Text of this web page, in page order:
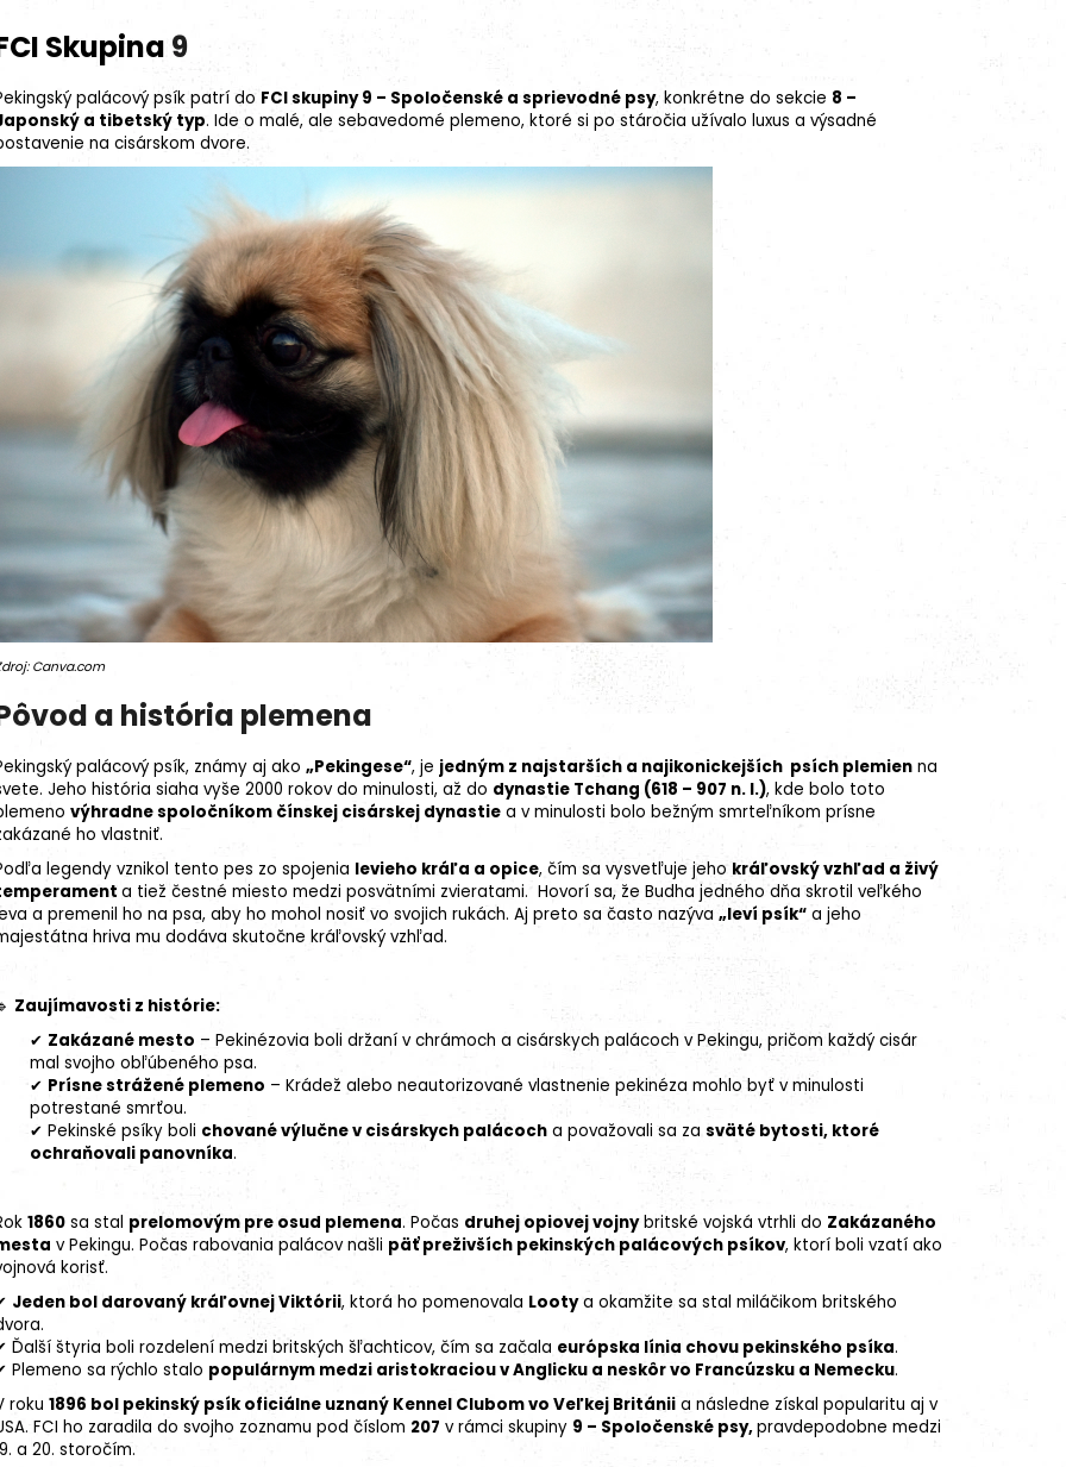
27kg (3x9kg)
Skupina 9
palácový psík patrí do FCI skupiny 9 – Spoločenské a sprievodné psy, konkrétne do sekcie 8 –
a tibetský typ. Ide o malé, ale sebavedomé plemeno, ktoré si po stáročia užívalo luxus a výsadné
na cisárskom dvore.
Canva.com
a história plemena
palácový psík, známy aj ako „Pekingese“, je jedným z najstarších a najikonickejších psích plemien na
Jeho história siaha vyše 2000 rokov do minulosti, až do dynastie Tchang (618 – 907 n. l.), kde bolo toto
výhradne spoločníkom čínskej cisárskej dynastie a v minulosti bolo bežným smrteľníkom prísne
ho vlastniť.
legendy vznikol tento pes zo spojenia levieho kráľa a opice, čím sa vysvetľuje jeho kráľovský vzhľad a živý
a tiež čestné miesto medzi posvätními zvieratami. Hovorí sa, že Budha jedného dňa skrotil veľkého
a premenil ho na psa, aby ho mohol nosiť vo svojich rukách. Aj preto sa často nazýva „leví psík“ a jeho
hriva mu dodáva skutočne kráľovský vzhľad.
Zaujímavosti z histórie:
✔ Zakázané mesto – Pekinézovia boli držaní v chrámoch a cisárskych palácoch v Pekingu, pričom každý cisár
mal svojho obľúbeného psa.
✔ Prísne strážené plemeno – Krádež alebo neautorizované vlastnenie pekinéza mohlo byť v minulosti
potrestané smrťou.
✔ Pekinské psíky boli chované výlučne v cisárskych palácoch a považovali sa za sväté bytosti, ktoré
ochraňovali panovníka.
1860 sa stal prelomovým pre osud plemena. Počas druhej opiovej vojnybritské vojská vtrhli do Zakázaného
v Pekingu. Počas rabovania palácov našli päť preživších pekinských palácových psíkov, ktorí boli vzatí ako
korisť.
Jeden bol darovaný kráľovnej Viktórii, ktorá ho pomenovala Lootya okamžite sa stal miláčikom britského
Ďalší štyria boli rozdelení medzi britských šľachticov, čím sa začala európska línia chovu pekinského psíka.
Plemeno sa rýchlo stalo populárnym medzi aristokraciou v Anglicku a neskôr vo Francúzsku a Nemecku.
roku 1896 bol pekinský psík oficiálne uznaný Kennel Clubom vo Veľkej Británii a následne získal popularitu aj v
FCI ho zaradila do svojho zoznamu pod číslom 207 v rámci skupiny 9 – Spoločenské psy,pravdepodobne medzi
a 20. storočím.